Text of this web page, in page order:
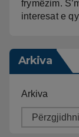
frymëzim.
interesat e
Arkiva
Arkiva